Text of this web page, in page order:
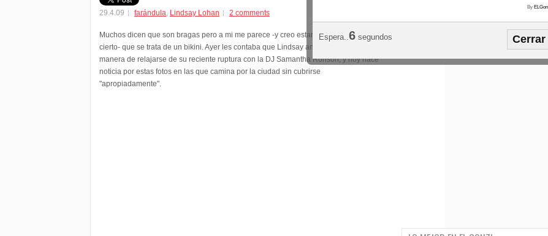
29.4.09 farándula, Lindsay Lohan 2 comments
Muchos dicen que son bragas pero a mi me parece -y creo estar en lo
cierto- que se trata de un bikini. Ayer les contaba que Lindsay andaba por Hawaii a
manera de relajarse de su reciente ruptura con la DJ Samantha Ronson, y hoy hace
noticia por estas fotos en las que camina por la ciudad sin cubrirse
"apropiadamente".
By
Espera..5 segundos Cerrar